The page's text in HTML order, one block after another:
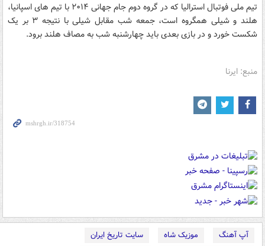
تیم ملی فوتبال استرالیا که در گروه دوم جام جهانی ۲۰۱۴ با تیم های اسپانیا،
هلند و شیلی همگروه است، جمعه شب مقابل شیلی با نتیجه ۳ بر یک
شکست خورد و در بازی بعدی باید چهارشنبه شب به مصاف هلند برود.
منبع: ایرنا
آپ آهنگ موزیک شاه
سایت تاریخ ایران